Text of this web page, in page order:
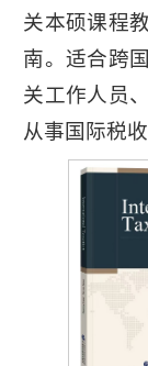
关本硕课程
南。适合跨
关工作人员
从事国际税